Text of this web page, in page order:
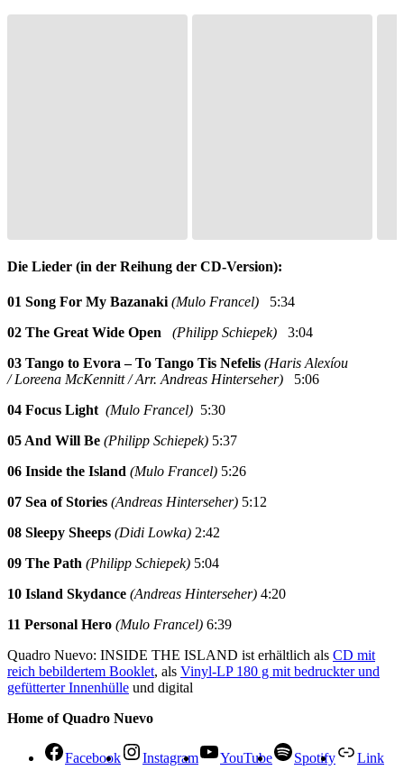
Die Lieder (in der Reihung der CD-Version):
01 Song For My Bazanaki (Mulo Francel) 5:34
02 The Great Wide Open
(Philipp Schiepek)
3:04
03 Tango to Evora – To Tango Tis Nefelis (Haris Alexíou
/ Loreena McKennitt / Arr. Andreas Hinterseher)
5:06
04 Focus Light (Mulo Francel) 5:30
05 And Will Be (Philipp Schiepek) 5:37
06 Inside the Island (Mulo Francel) 5:26
07 Sea of Stories (Andreas Hinterseher) 5:12
08 Sleepy Sheeps (Didi Lowka) 2:42
09 The Path (Philipp Schiepek) 5:04
10 Island Skydance (Andreas Hinterseher) 4:20
11 Personal Hero (Mulo Francel) 6:39
Quadro Nuevo: INSIDE THE ISLAND ist erhältlich als CD mit
reich bebildertem Booklet, als Vinyl-LP 180 g mit bedruckter und
gefütterter Innenhülle und digital
Home of Quadro Nuevo
Facebook Instagram YouTube Spotify
Link